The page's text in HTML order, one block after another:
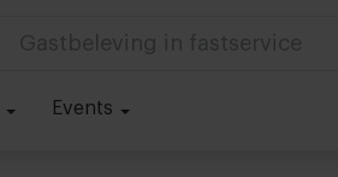
Technologie in foodservice
Events